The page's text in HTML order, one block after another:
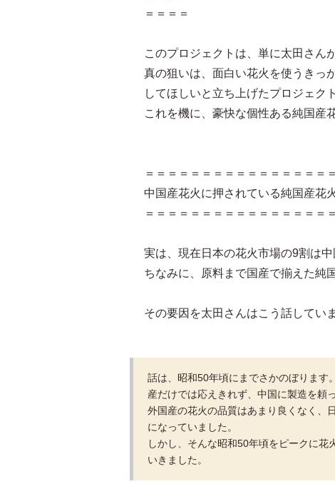
＝＝＝＝
このプロジェクトは、単に太田さん
真の狙いは、面白い花火を使うきっ
してほしいと立ち上げたプロジェクト
これを機に、豪快な個性ある純国産
＝＝＝＝＝＝＝＝＝＝＝＝＝＝＝＝
中国産花火に押されている純国産花
＝＝＝＝＝＝＝＝＝＝＝＝＝＝＝＝
実は、現在日本の花火市場の9割は
ちなみに、原料まで国産で揃えた純
その要因を太田さんはこう話していま
話は、昭和50年頃にまでさかのぼります
産だけでは応えきれず、中国に製造を頼
外国産の花火の品質はあまり良くなく、
になっていました。
しかし、そんな昭和50年頃をピークに
いきました。